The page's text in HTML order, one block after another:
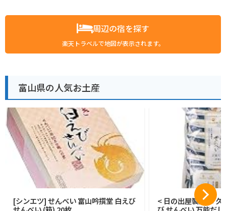
周辺の宿を探す
楽天トラベルで地図が表示されます。
富山県の人気お土産
[シンエツ] せんべい 富山吟撰堂 白えび
< 日の出屋製菓 × 久